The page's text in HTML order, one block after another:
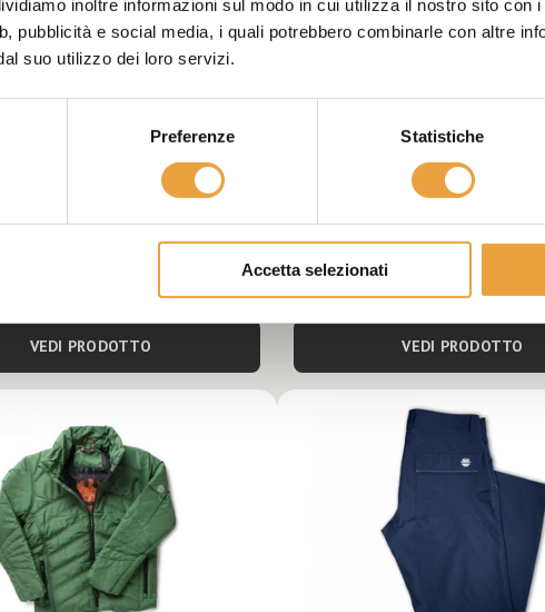
inoltre informazioni sul modo in cui utilizza il nostro sito con
pubblicità e social media, i quali potrebbero combinarle con altre
suo utilizzo dei loro servizi.
Preferenze Statistiche
Accetta selezionati
- ABBIGLIAMENTO DA
VEDI PRODOTTO
AUTUNNO - ABBIGLIAMENTO DA
Partner - Blu polvere
€93,00
VEDI PRODOTTO